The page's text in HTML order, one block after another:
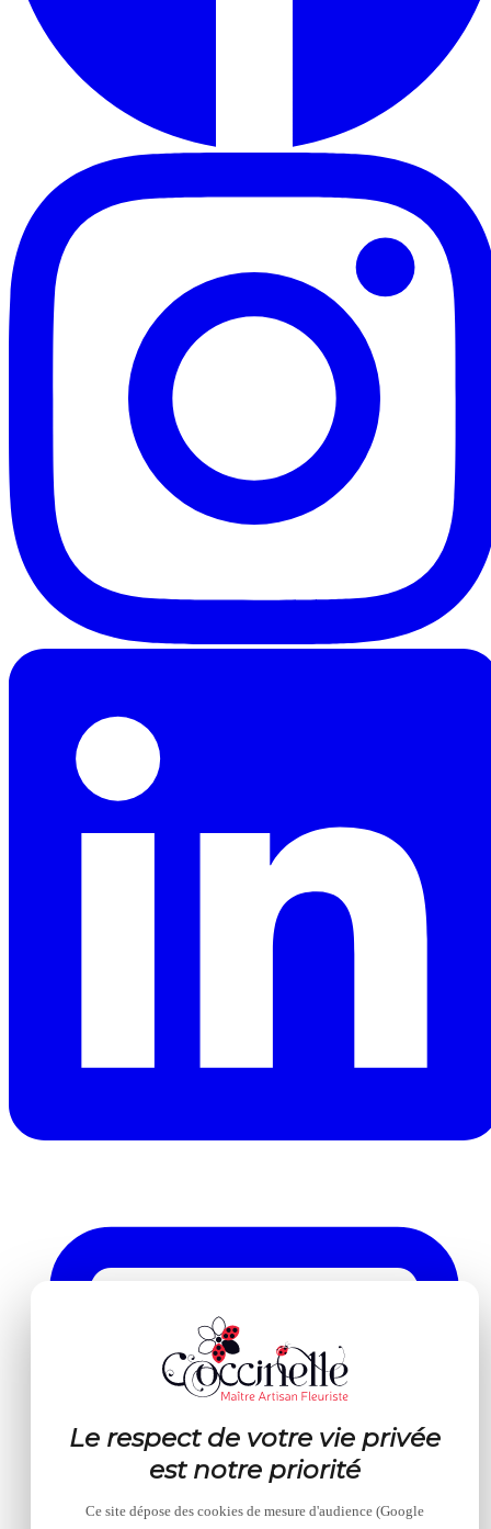
Le respect de votre vie privée
est notre priorité
Ce site dépose des cookies de mesure d'audience (Google